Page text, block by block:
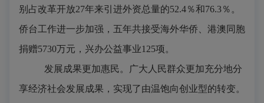
别占改革开放27年来引进外资总量的52.4％和76.3％。
侨台工作进一步加强，五年共接受海外华侨、港澳同胞
捐赠5730万元，兴办公益事业125项。
发展成果更加惠民。广大人民群众更加充分地分
享经济社会发展成果，实现了由温饱向创业型的转变。